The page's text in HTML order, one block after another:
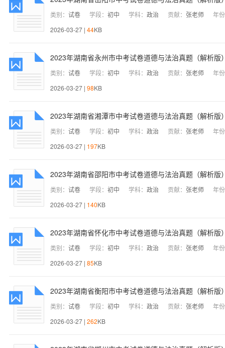
类别： 试卷 学段： 初中 学科： 政治 贡献： 张老师
年
2026-03-27 | 44KB
2023年湖南省永州市中考试卷道德与法治真题（解析版
类别： 试卷 学段： 初中 学科： 政治 贡献： 张老师
年
2026-03-27 | 98KB
2023年湖南省湘潭市中考试卷道德与法治真题（解析版
类别： 试卷 学段： 初中 学科： 政治 贡献： 张老师
年
2026-03-27 | 197KB
2023年湖南省邵阳市中考试卷道德与法治真题（解析版
类别： 试卷 学段： 初中 学科： 政治 贡献： 张老师
年
2026-03-27 | 140KB
2023年湖南省怀化市中考试卷道德与法治真题（解析版
类别： 试卷 学段： 初中 学科： 政治 贡献： 张老师
年
2026-03-27 | 85KB
2023年湖南省衡阳市中考试卷道德与法治真题（解析版
类别： 试卷 学段： 初中 学科： 政治 贡献： 张老师
年
2026-03-27 | 262KB